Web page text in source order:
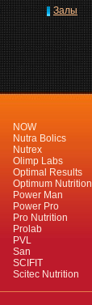
Залы
NOW
Nutra Bolics
Nutrex
Olimp Labs
Optimal Results
Optimum Nutrition
Power Man
Power Pro
Pro Nutrition
Prolab
PVL
San
SCIFIT
Scitec Nutrition